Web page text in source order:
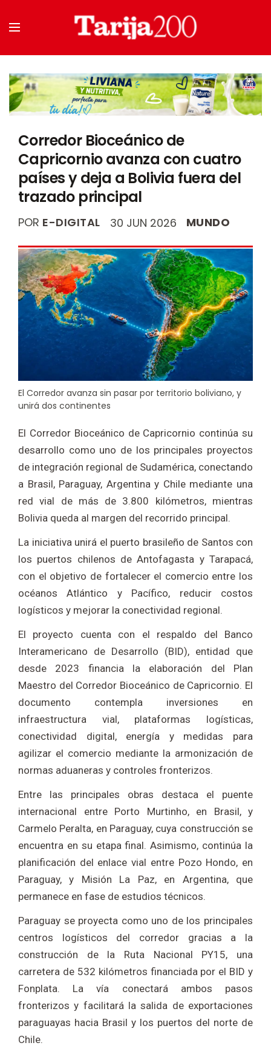
Corredor Bioceánico de
Capricornio avanza con cuatro
países y deja a Bolivia fuera del
trazado principal
POR E-DIGITAL 30 JUN 2026 MUNDO
El Corredor avanza sin pasar por territorio boliviano, y
unirá dos continentes
El Corredor Bioceánico de Capricornio continúa su
desarrollo como uno de los principales proyectos
de integración regional de Sudamérica, conectando
a Brasil, Paraguay, Argentina y Chile mediante una
red vial de más de 3.800 kilómetros, mientras
Bolivia queda al margen del recorrido principal.
La iniciativa unirá el puerto brasileño de Santos con
los puertos chilenos de Antofagasta y Tarapacá,
con el objetivo de fortalecer el comercio entre los
océanos Atlántico y Pacífico, reducir costos
logísticos y mejorar la conectividad regional.
El proyecto cuenta con el respaldo del Banco
Interamericano de Desarrollo (BID), entidad que
desde 2023 financia la elaboración del Plan
Maestro del Corredor Bioceánico de Capricornio. El
documento contempla inversiones en
infraestructura vial, plataformas logísticas,
conectividad digital, energía y medidas para
agilizar el comercio mediante la armonización de
normas aduaneras y controles fronterizos.
Entre las principales obras destaca el puente
internacional entre Porto Murtinho, en Brasil, y
Carmelo Peralta, en Paraguay, cuya construcción se
encuentra en su etapa final. Asimismo, continúa la
planificación del enlace vial entre Pozo Hondo, en
Paraguay, y Misión La Paz, en Argentina, que
permanece en fase de estudios técnicos.
Paraguay se proyecta como uno de los principales
centros logísticos del corredor gracias a la
construcción de la Ruta Nacional PY15, una
carretera de 532 kilómetros financiada por el BID y
Fonplata. La vía conectará ambos pasos
fronterizos y facilitará la salida de exportaciones
paraguayas hacia Brasil y los puertos del norte de
Chile.